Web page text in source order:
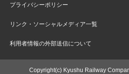
プライバシーポリシー
リンク・ソーシャルメディア一覧
利用者情報の外部送信について
Copyright(c) Kyushu Railway